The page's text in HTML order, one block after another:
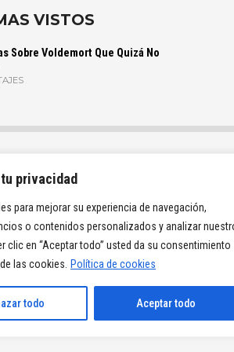
privacidad
para mejorar su experiencia de navegación,
o contenidos personalizados y analizar
clic en “Aceptar todo” usted da su consentimiento
las cookies.
Política de cookies
todo Aceptar todo
VISTOS
Sobre Voldemort Que Quizá No